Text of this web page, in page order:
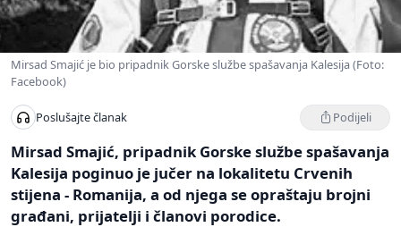
Mirsad Smajić je bio pripadnik Gorske službe spašavanja Kalesija (Foto:
Facebook)
Poslušajte članak Podijeli
Mirsad Smajić, pripadnik Gorske službe spašavanja
Kalesija poginuo je jučer na lokalitetu Crvenih
stijena - Romanija, a od njega se opraštaju brojni
građani, prijatelji i članovi porodice.